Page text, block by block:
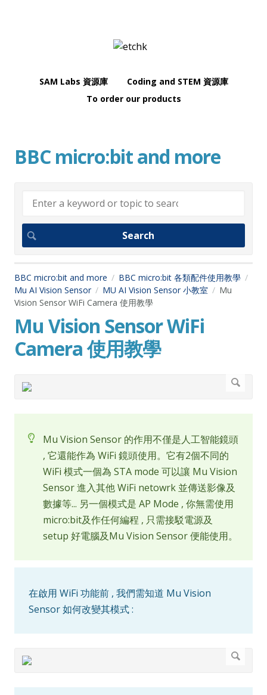
SAM Labs 資源庫
Coding and STEM 資源庫
To order our products
BBC micro:bit and more
BBC micro:bit and more
BBC micro:bit 各類配件使用教學
Mu AI Vision Sensor
MU AI Vision Sensor 小教室
Mu
Vision Sensor WiFi Camera 使用教學
Mu Vision Sensor WiFi
Camera 使用教學
Mu Vision Sensor 的作用不僅是人工智能鏡頭
, 它還能作為 WiFi 鏡頭使用。它有2個不同的
WiFi 模式一個為 STA mode 可以讓 Mu Vision
Sensor 進入其他 WiFi netowrk 並傳送影像及
數據等... 另一個模式是 AP Mode , 你無需使用
micro:bit及作任何編程 , 只需接駁電源及
setup 好電腦及Mu Vision Sensor 便能使用。
在啟用 WiFi 功能前 , 我們需知道 Mu Vision
Sensor 如何改變其模式 :